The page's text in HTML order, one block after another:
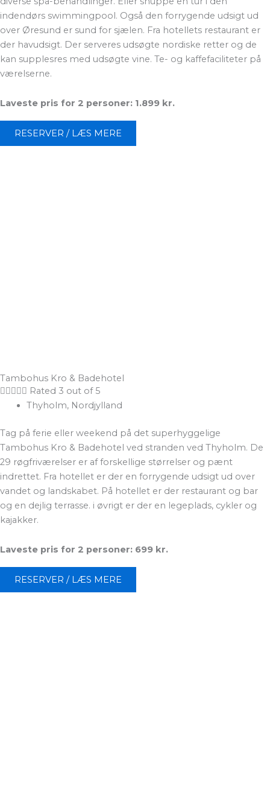
indendørs swimmingpool. Også den forrygende udsigt ud
over Øresund er sund for sjælen. Fra hotellets restaurant er
der havudsigt. Der serveres udsøgte nordiske retter og de
kan supplesres med udsøgte vine. Te- og kaffefaciliteter på
værelserne.
Laveste pris for 2 personer: 1.899 kr.
RESERVER / LÆS MERE
Tambohus Kro & Badehotel
 Rated 3 out of 5
Thyholm, Nordjylland
Tag på ferie eller weekend på det superhyggelige
Tambohus Kro & Badehotel ved stranden ved Thyholm. De
29 røgfriværelser er af forskellige størrelser og pænt
indrettet. Fra hotellet er der en forrygende udsigt ud over
vandet og landskabet. På hotellet er der restaurant og bar
og en dejlig terrasse. i øvrigt er der en legeplads, cykler og
kajakker.
Laveste pris for 2 personer: 699 kr.
RESERVER / LÆS MERE